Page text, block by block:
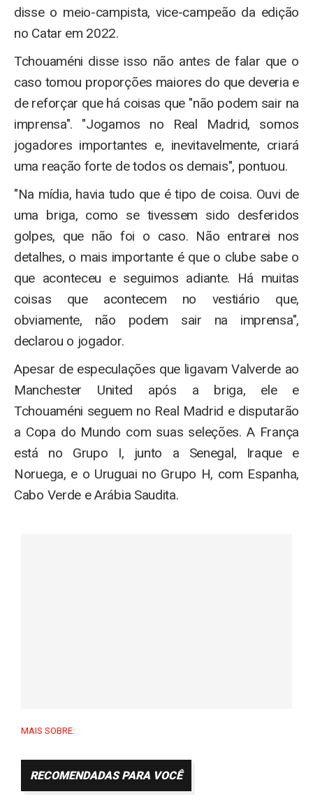
disse o meio-campista, vice-campeão da edição
no Catar em 2022.
Tchouaméni disse isso não antes de falar que o
caso tomou proporções maiores do que deveria e
de reforçar que há coisas que "não podem sair na
imprensa". "Jogamos no Real Madrid, somos
jogadores importantes e, inevitavelmente, criará
uma reação forte de todos os demais", pontuou.
"Na mídia, havia tudo que é tipo de coisa. Ouvi de
uma briga, como se tivessem sido desferidos
golpes, que não foi o caso. Não entrarei nos
detalhes, o mais importante é que o clube sabe o
que aconteceu e seguimos adiante. Há muitas
coisas que acontecem no vestiário que,
obviamente, não podem sair na imprensa",
declarou o jogador.
Apesar de especulações que ligavam Valverde ao
Manchester United após a briga, ele e
Tchouaméni seguem no Real Madrid e disputarão
a Copa do Mundo com suas seleções. A França
está no Grupo I, junto a Senegal, Iraque e
Noruega, e o Uruguai no Grupo H, com Espanha,
Cabo Verde e Arábia Saudita.
MAIS SOBRE:
RECOMENDADAS PARA VOCÊ